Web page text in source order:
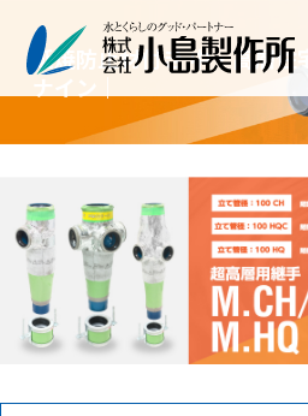
延焼防止材付き 中・高層
ナイン｜